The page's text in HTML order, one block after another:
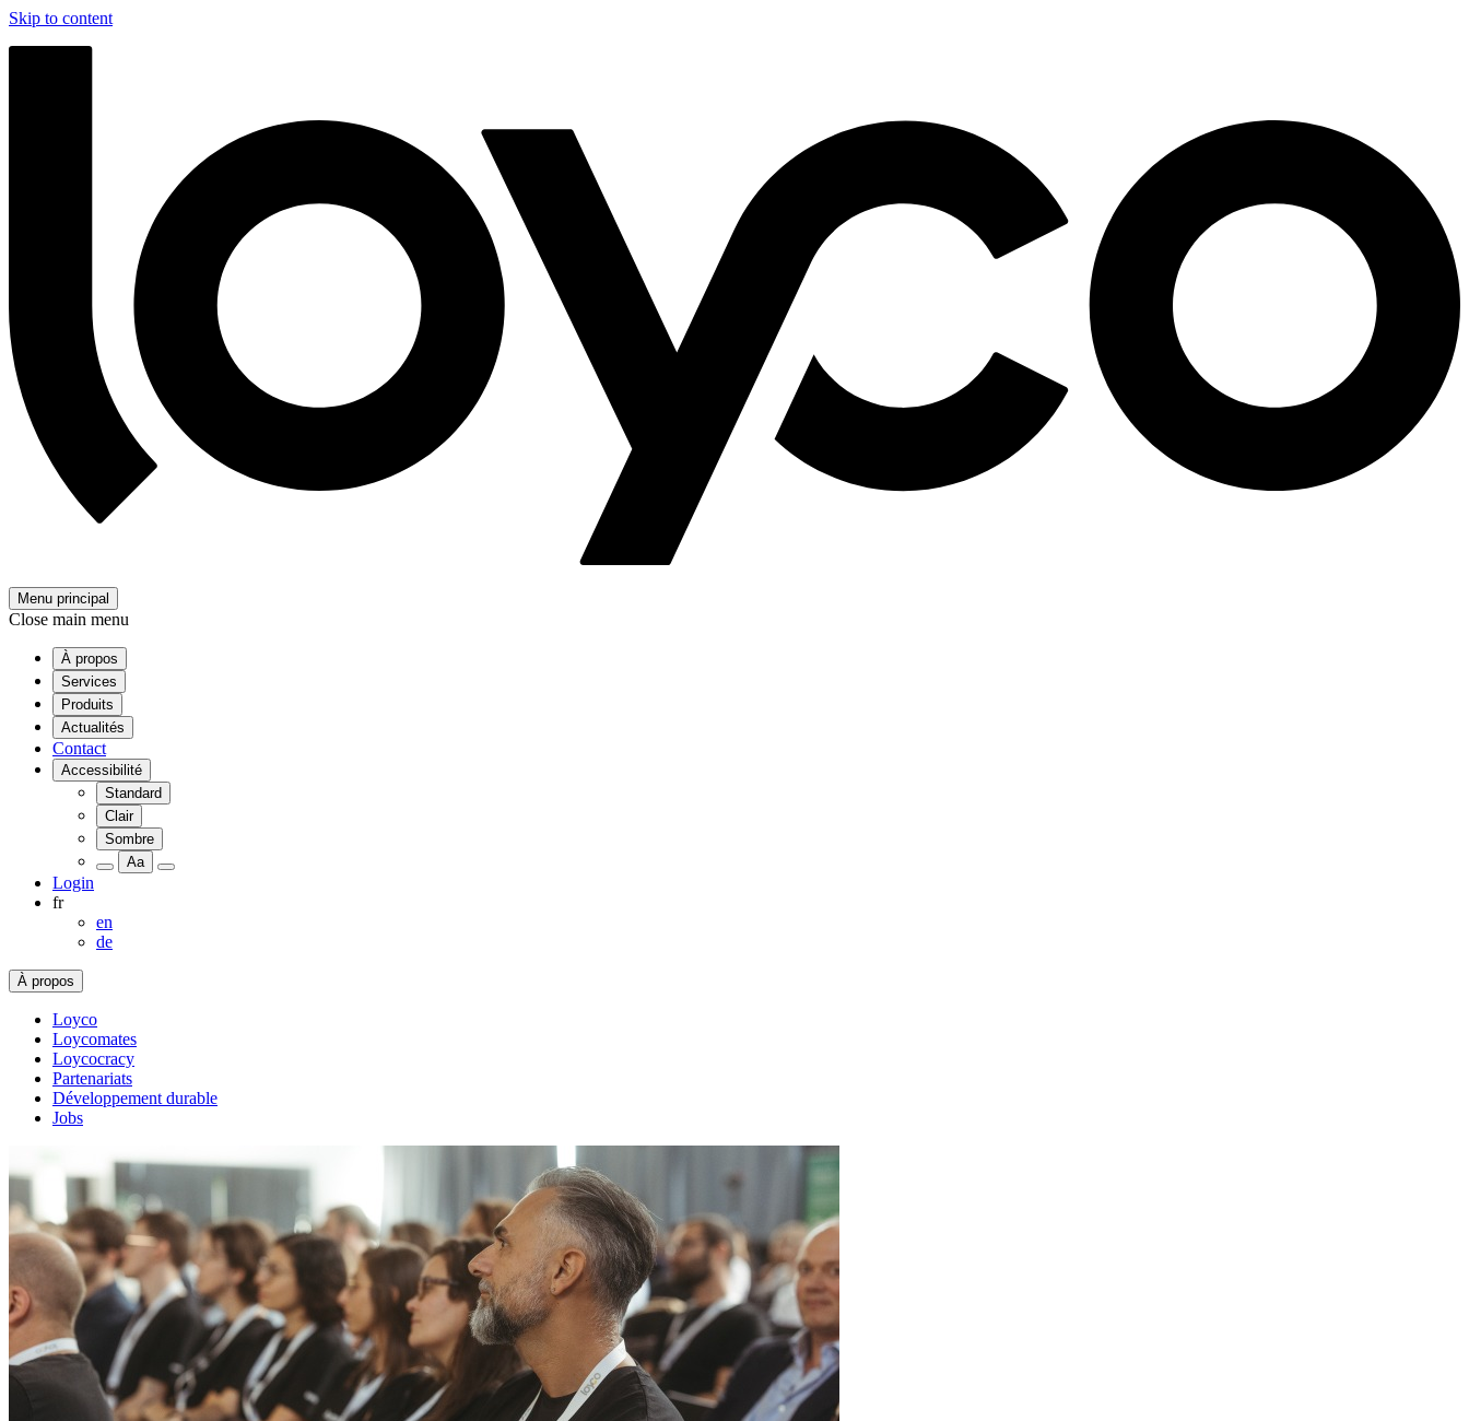
Skip to content
Menu principal
Close main menu
À propos
Services
Produits
Actualités
Contact
Accessibilité
Standard
Clair
Sombre
Aa
Login
fr
en
de
À propos
Loyco
Loycomates
Loycocracy
Partenariats
Développement durable
Jobs